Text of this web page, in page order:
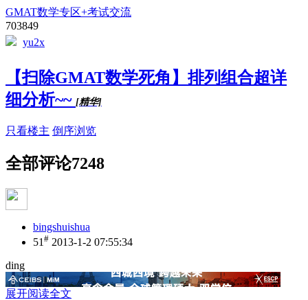
GMAT数学专区+考试交流
703849
yu2x
【扫除GMAT数学死角】排列组合超详
细分析~~ [精华]
只看楼主 倒序浏览
全部评论7248
bingshuishua
51 # 2013-1-2 07:55:34
ding
展开阅读全文